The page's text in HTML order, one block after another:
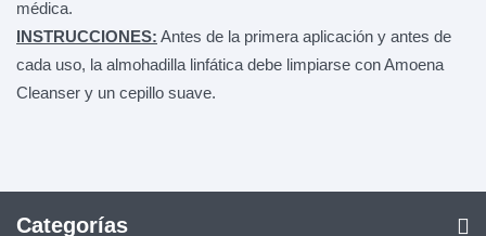
médica.
INSTRUCCIONES: Antes de la primera aplicación y antes de
cada uso, la almohadilla linfática debe limpiarse con Amoena
Cleanser y un cepillo suave.
Categorías